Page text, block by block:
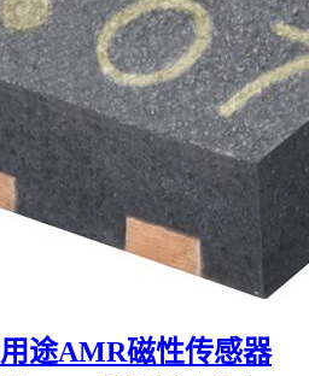
途AMR磁性传感器